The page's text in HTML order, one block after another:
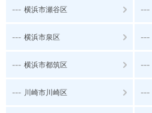
--- 横浜市瀬谷区 ---
--- 横浜市泉区 ---
--- 横浜市都筑区 ---
--- 川崎市川崎区 ---